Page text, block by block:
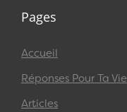
Pages
Accueil
Réponses Pour Ta Vie
Articles